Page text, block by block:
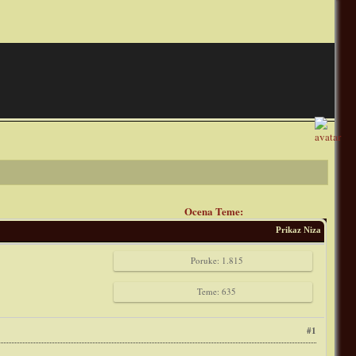
Ocena Teme:
Prikaz Niza
Poruke: 1.815
Teme: 635
#1